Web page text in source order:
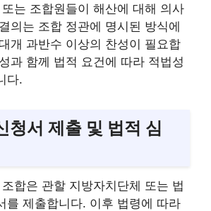
는 조합원들이 해산에 대해 의사
의는 조합 정관에 명시된 방식에
개 과반수 이상의 찬성이 필요합
과 함께 법적 요건에 따라 적법성
다.
청서 제출 및 법적 심
합은 관할 지방자치단체 또는 법
를 제출합니다. 이후 법령에 따라